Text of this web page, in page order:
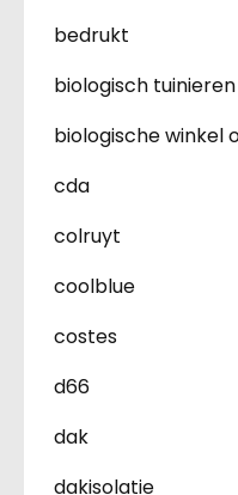
bedrukt
biologisch tuinieren
biologische winkel
cda
colruyt
coolblue
costes
d66
dak
dakisolatie